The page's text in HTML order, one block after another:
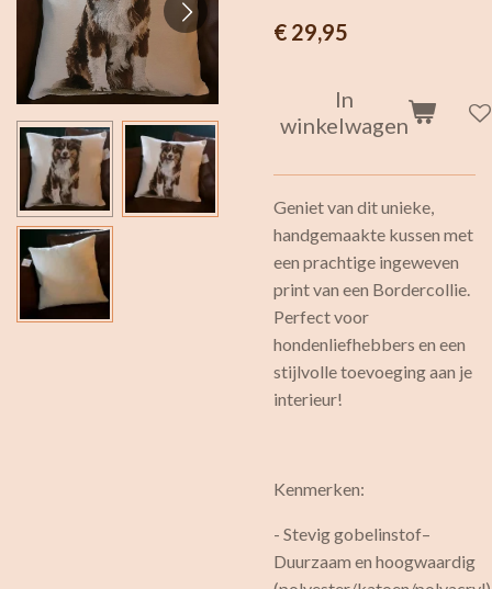
€ 29,95
In
winkelwagen
Geniet van dit unieke,
handgemaakte kussen met
een prachtige ingeweven
print van een Bordercollie.
Perfect voor
hondenliefhebbers en een
stijlvolle toevoeging aan je
interieur!
Kenmerken:
- Stevig gobelinstof–
Duurzaam en hoogwaardig